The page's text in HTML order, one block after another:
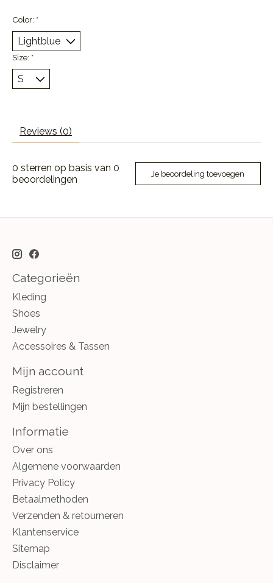
Color: *
Size: *
Reviews (0)
0 sterren op basis van 0
beoordelingen
Je beoordeling toevoegen
Categorieën
Kleding
Shoes
Jewelry
Accessoires & Tassen
Mijn account
Registreren
Mijn bestellingen
Informatie
Over ons
Algemene voorwaarden
Privacy Policy
Betaalmethoden
Verzenden & retourneren
Klantenservice
Sitemap
Disclaimer